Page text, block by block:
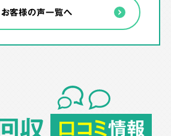
お客様の声一覧へ
収 口コミ情報